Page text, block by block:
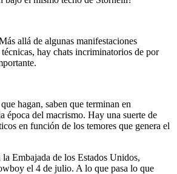
allá de algunas manifestaciones
hay chats incriminatorios de por
hagan, saben que terminan en
época del macrismo. Hay una suerte de
en función de los temores que genera el
Embajada de los Estados Unidos,
el 4 de julio. A lo que pasa lo que